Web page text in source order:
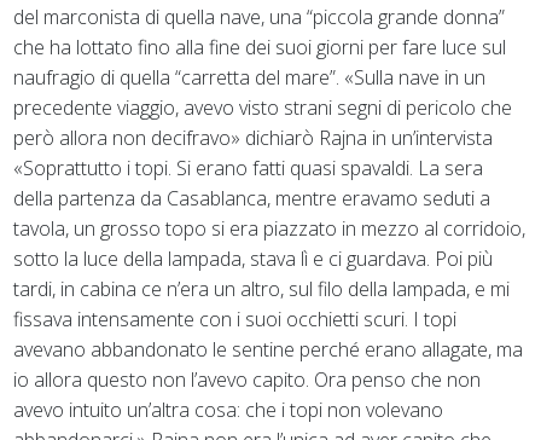
del marconista di quella nave, una “piccola grande donna”
che ha lottato fino alla fine dei suoi giorni per fare luce sul
naufragio di quella “carretta del mare”. «Sulla nave in un
precedente viaggio, avevo visto strani segni di pericolo che
però allora non decifravo» dichiarò Rajna in un’intervista
«Soprattutto i topi. Si erano fatti quasi spavaldi. La sera
della partenza da Casablanca, mentre eravamo seduti a
tavola, un grosso topo si era piazzato in mezzo al corridoio,
sotto la luce della lampada, stava lì e ci guardava. Poi più
tardi, in cabina ce n’era un altro, sul filo della lampada, e mi
fissava intensamente con i suoi occhietti scuri. I topi
avevano abbandonato le sentine perché erano allagate, ma
io allora questo non l’avevo capito. Ora penso che non
avevo intuito un’altra cosa: che i topi non volevano